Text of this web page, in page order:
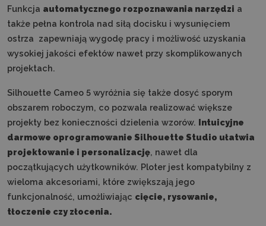
Funkcja automatycznego rozpoznawania narzędzi a
także pełna kontrola nad siłą docisku i wysunięciem
ostrza zapewniają wygodę pracy i możliwość uzyskania
wysokiej jakości efektów nawet przy skomplikowanych
projektach.
Silhouette Cameo 5 wyróżnia się także dosyć sporym
obszarem roboczym, co pozwala realizować większe
projekty bez konieczności dzielenia wzorów. Intuicyjne
darmowe oprogramowanie Silhouette Studio ułatwia
projektowanie i personalizację, nawet dla
początkujących użytkowników. Ploter jest kompatybilny z
wieloma akcesoriami, które zwiększają jego
funkcjonalność, umożliwiając cięcie, rysowanie,
tłoczenie czy złocenia.